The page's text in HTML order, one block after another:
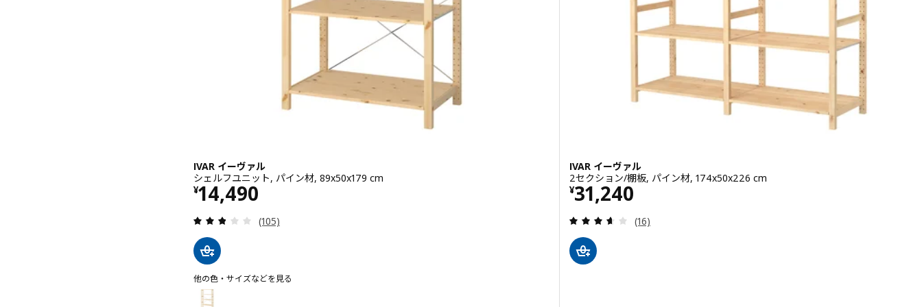
IVAR イーヴァル
シェルフユニット, パイン材, 89x50x179 cm
¥14,490
価格 ¥ 14490
レビュー: 2.8 から 5 星です。 総レビュー数:
(105)
他の色・サイズなどを見る
IVAR イーヴァル
オプション: IVAR イーヴァル, シェルフユニット, パイン材, 89x30x179 cm
IVAR イーヴァル
2セクション/棚板, パイン材, 174x50x226 cm
¥31,240
価格 ¥ 31240
レビュー: 3.6 から 5 星です。 総レビュー数:
(16)